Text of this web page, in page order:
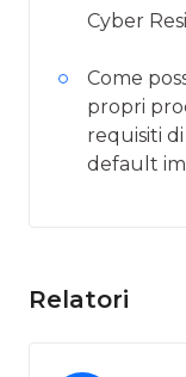
Cyber
Come
propri
requisiti
default
Relatori